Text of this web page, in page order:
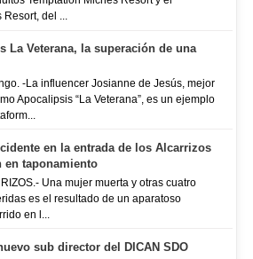
del ...
La Veterana, la superación de una
-La influencer Josianne de Jesús, mejor
Apocalipsis “La Veterana”, es un ejemplo
en la entrada de los Alcarrizos
en taponamiento
Una mujer muerta y otras cuatro
es el resultado de un aparatoso
en l...
sub director del DICAN SDO